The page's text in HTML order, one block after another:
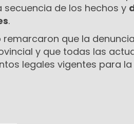
de los hechos y
.
remarcaron que la
y que todas las
legales vigentes para